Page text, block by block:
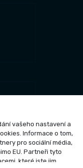
vašeho nastavení a
Informace o tom,
pro sociální média,
EU. Partneři tyto
které jste jim